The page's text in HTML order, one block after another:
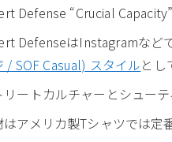
Defense “Crucial
DefenseはInstagramなど
/ SOF Casual) スタイルとし
リートカルチャーとシュー
はアメリカ製Tシャツでは定